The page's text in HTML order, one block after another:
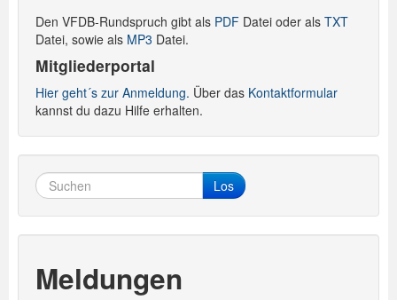
Den VFDB-Rundspruch gibt als PDF Datei oder als TXT
Datei, sowie als MP3 Datei.
Mitgliederportal
Hier geht´s zur Anmeldung. Über das Kontaktformular
kannst du dazu Hilfe erhalten.
Los
Meldungen